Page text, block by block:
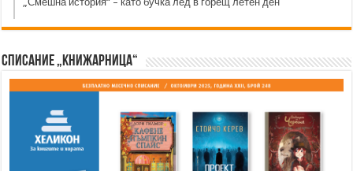
Списание „Книжарница“